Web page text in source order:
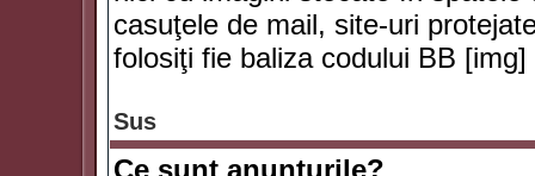
casuţele de mail, site-uri
folosiţi fie baliza codului BB
Sus
Ce sunt anunţurile?